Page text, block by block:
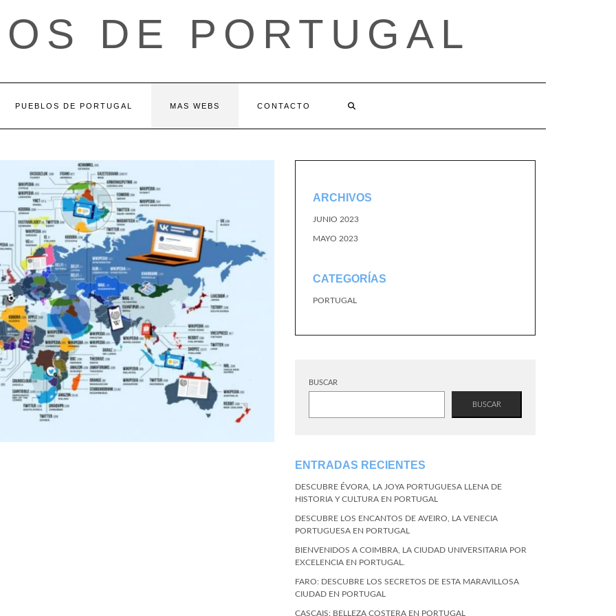
DE PORTUGAL
PUEBLOS DE PORTUGAL MAS WEBS CONTACTO
ARCHIVOS
JUNIO 2023
MAYO 2023
CATEGORÍAS
PORTUGAL
BUSCAR
BUSCAR
ENTRADAS RECIENTES
DESCUBRE ÉVORA, LA JOYA PORTUGUESA LLENA DE
HISTORIA Y CULTURA EN PORTUGAL
DESCUBRE LOS ENCANTOS DE AVEIRO, LA VENECIA
PORTUGUESA EN PORTUGAL
BIENVENIDOS A COIMBRA, LA CIUDAD UNIVERSITARIA POR
EXCELENCIA EN PORTUGAL.
FARO: DESCUBRE LOS SECRETOS DE ESTA MARAVILLOSA
CIUDAD EN PORTUGAL
CASCAIS: BELLEZA COSTERA EN PORTUGAL